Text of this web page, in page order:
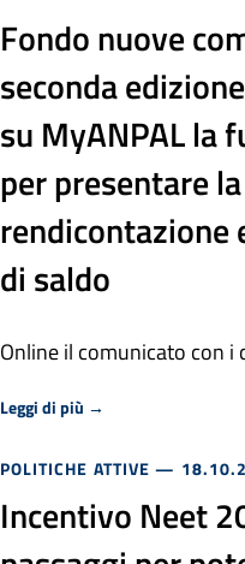
Fondo nuove
seconda
su MyANPAL la
per presentare la
rendicontazione
di saldo
Online il comunicato con i
Leggi di più →
POLITICHE ATTIVE —
Incentivo Neet